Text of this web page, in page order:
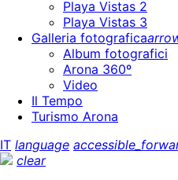
Playa Vistas 2
Playa Vistas 3
Galleria fotografica
Album fotografici
Arona 360º
Video
Il Tempo
Turismo Arona
IT language
clear